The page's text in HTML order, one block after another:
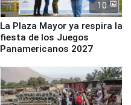
10
La Plaza Mayor ya respira la
fiesta de los Juegos
Panamericanos 2027